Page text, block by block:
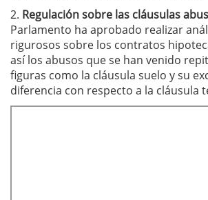
2. Regulación sobre las cláusulas
Parlamento ha aprobado realizar
rigurosos sobre los contratos
así los abusos que se han venido
figuras como la cláusula suelo y su
diferencia con respecto a la cláusula